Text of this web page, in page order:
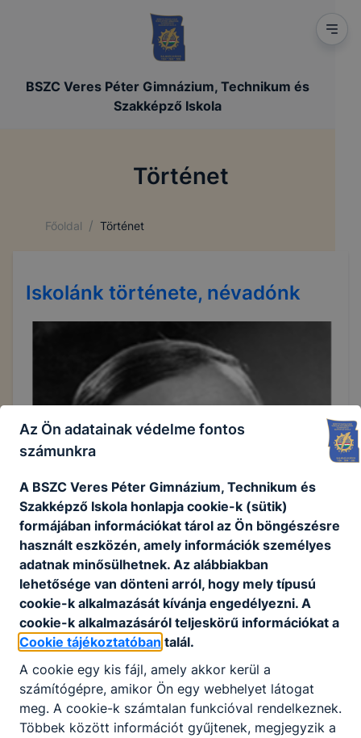
BSZC Veres Péter Gimnázium, Technikum és
Szakképző Iskola
Történet
Főoldal / Történet
Iskolánk története, névadónk
Iskolánk története:megtekintés
Az Ön adatainak védelme fontos
számunkra
A BSZC Veres Péter Gimnázium, Technikum és
Szakképző Iskola honlapja cookie-k (sütik)
formájában információkat tárol az Ön böngészésre
használt eszközén, amely információk személyes
adatnak minősülhetnek. Az alábbiakban
lehetősége van dönteni arról, hogy mely típusú
cookie-k alkalmazását kívánja engedélyezni. A
cookie-k alkalmazásáról teljeskörű információkat a
Cookie tájékoztatóban talál.
A cookie egy kis fájl, amely akkor kerül a
számítógépre, amikor Ön egy webhelyet látogat
meg. A cookie-k számtalan funkcióval rendelkeznek.
Többek között információt gyűjtenek, megjegyzik a